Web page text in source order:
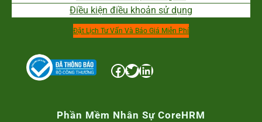
Điều kiện điều khoản sử dụng
Đặt Lịch Tư Vấn Và Báo Giá Miễn Phí
Facebook Twitter LinkedIn
Phần Mềm Nhân Sự CoreHRM